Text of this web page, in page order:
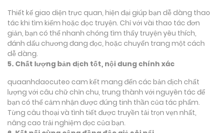
Thiết kế giao diện trực quan, hiện đại giúp bạn dễ dàng thao
tác khi tìm kiếm hoặc đọc truyện. Chỉ với vài thao tác đơn
giản, bạn có thể nhanh chóng tìm thấy truyện yêu thích,
đánh dấu chương đang đọc, hoặc chuyển trang một cách
dễ dàng.
5. Chất lượng bản dịch tốt, nội dung chính xác
quaanhdaocuteo cam kết mang đến các bản dịch chất
lượng với câu chữ chỉn chu, trung thành với nguyên tác để
bạn có thể cảm nhận được đúng tinh thần của tác phẩm.
Từng câu thoại và tình tiết được truyền tải trọn vẹn nhất,
nâng cao trải nghiệm đọc của bạn.